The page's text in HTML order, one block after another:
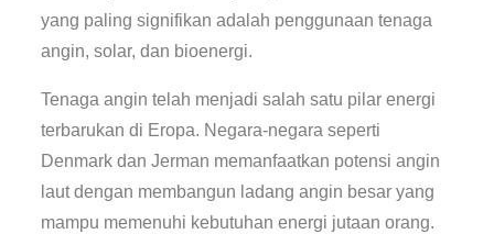
yang paling signifikan adalah penggunaan tenaga
angin, solar, dan bioenergi.
Tenaga angin telah menjadi salah satu pilar energi
terbarukan di Eropa. Negara-negara seperti
Denmark dan Jerman memanfaatkan potensi angin
laut dengan membangun ladang angin besar yang
mampu memenuhi kebutuhan energi jutaan orang.